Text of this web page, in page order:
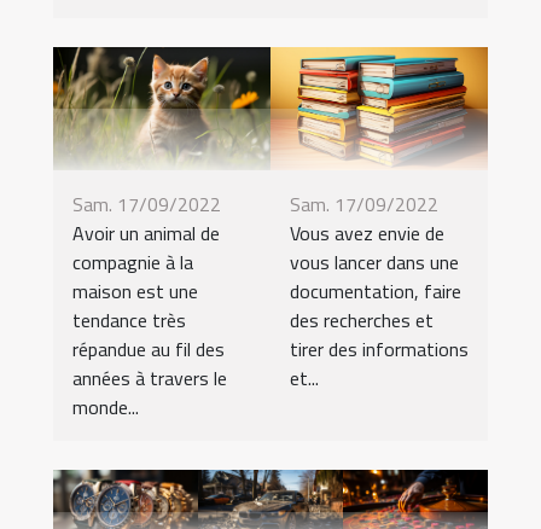
Sam. 17/09/2022
Avoir un animal de
compagnie à la
maison est une
tendance très
répandue au fil des
années à travers le
monde...
Sam. 17/09/2022
Vous avez envie de
vous lancer dans une
documentation, faire
des recherches et
tirer des informations
et...